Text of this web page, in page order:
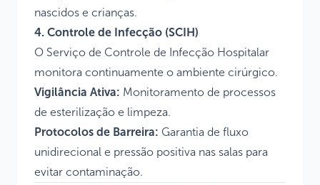
nascidos e crianças.
4. Controle de Infecção (SCIH)
O Serviço de Controle de Infecção Hospitalar
monitora continuamente o ambiente cirúrgico.
Vigilância Ativa: Monitoramento de processos
de esterilização e limpeza.
Protocolos de Barreira: Garantia de fluxo
unidirecional e pressão positiva nas salas para
evitar contaminação.